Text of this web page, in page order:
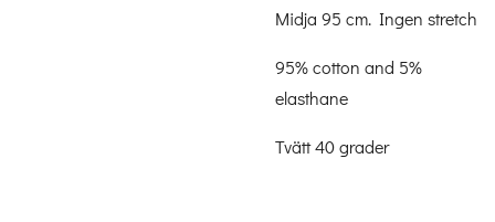
Midja 95 cm. Ingen stretch
95% cotton and 5%
elasthane
Tvätt 40 grader